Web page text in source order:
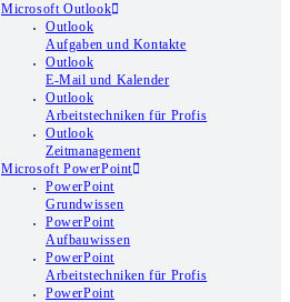
Microsoft Outlook
Outlook
Aufgaben und Kontakte
Outlook
E-Mail und Kalender
Outlook
Arbeitstechniken für Profis
Outlook
Zeitmanagement
Microsoft PowerPoint
PowerPoint
Grundwissen
PowerPoint
Aufbauwissen
PowerPoint
Arbeitstechniken für Profis
PowerPoint